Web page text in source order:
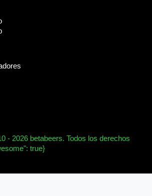
- 2026 betabeers. Todos los derechos
true}